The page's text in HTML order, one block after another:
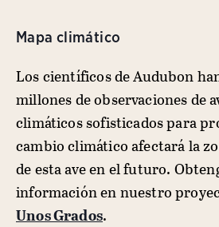
Mapa climático
Los científicos de Audubon
millones de observaciones de
climáticos sofisticados para
cambio climático afectará la
de esta ave en el futuro.
información en nuestro
Unos Grados.